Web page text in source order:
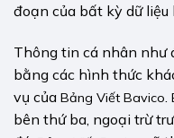
đoạn của bất kỳ dữ
Thông tin cá nhân như
bằng các hình thức
vụ của Bảng Viết Bavico
bên thứ ba, ngoại trừ